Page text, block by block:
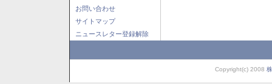
お問い合わせ
サイトマップ
ニュースレター登録解除
Copyright(c) 2008